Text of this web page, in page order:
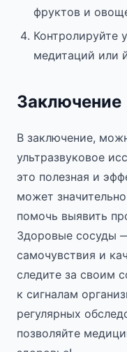
фруктов и
Контролируйте
медитаций или
Заключение
В заключение,
ультразвуковое
это полезная и
может
помочь выявить
Здоровые сосуды
самочувствия и
следите за своим
к сигналам
регулярных
позволяйте